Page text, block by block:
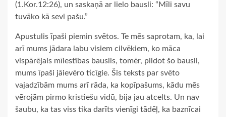
(1.Kor.12:26), un saskaņā ar lielo bausli: “Mīli savu
tuvāko kā sevi pašu.”
Apustulis īpaši piemin svētos. Te mēs saprotam, ka, lai
arī mums jādara labu visiem cilvēkiem, ko māca
vispārējais mīlestības bauslis, tomēr, pildot šo bausli,
mums īpaši jāievēro ticīgie. Šis teksts par svēto
vajadzībām mums arī rāda, ka kopīpašums, kādu mēs
vērojām pirmo kristiešu vidū, bija jau atcelts. Un nav
šaubu, ka tas viss tika darīts vienīgi tādēļ, ka baznīcai